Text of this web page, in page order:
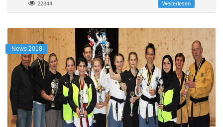
22844 Weiterlesen
News 2018